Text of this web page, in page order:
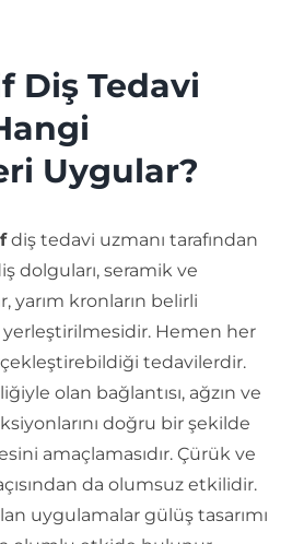
Diş Tedavi
Uygular?
diş tedavi uzmanı tarafından
dolguları, seramik ve
yarım kronların belirli
Hemen her
tedavilerdir.
olan bağlantısı, ağzın ve
doğru bir şekilde
amaçlamasıdır. Çürük ve
da olumsuz etkilidir.
uygulamalar gülüş tasarımı